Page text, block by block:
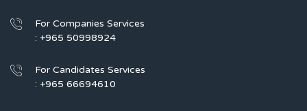
For Companies Services
: +965 50998924
For Candidates Services
: +965 66694610